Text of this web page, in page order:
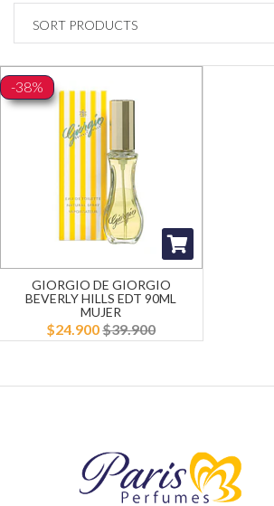
SORT PRODUCTS
-38%
GIORGIO DE GIORGIO
BEVERLY HILLS EDT 90ML
MUJER
$24.900$39.900